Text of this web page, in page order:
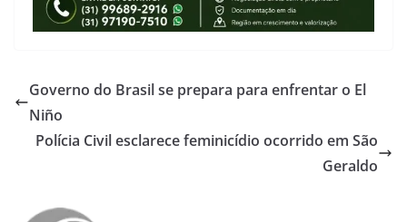
Governo do Brasil se prepara para enfrentar o El
Niño
Polícia Civil esclarece feminicídio ocorrido em São
Geraldo